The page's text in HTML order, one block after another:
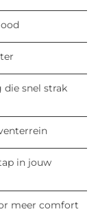
snel strak
in jouw
meer comfort